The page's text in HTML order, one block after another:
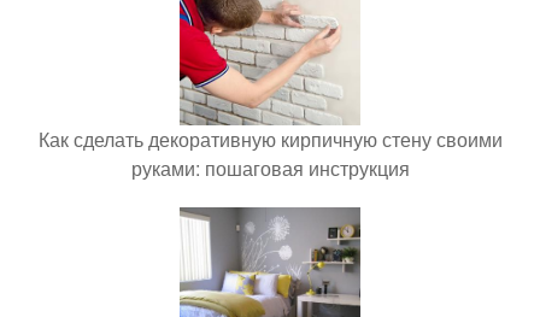
Как сделать декоративную кирпичную стену своими
руками: пошаговая инструкция